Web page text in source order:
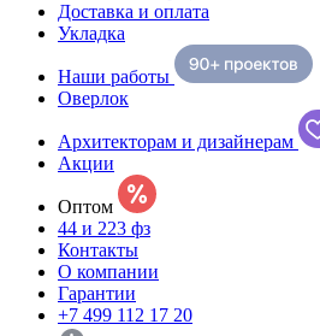
Доставка и оплата
Укладка
Наши работы
Оверлок
Архитекторам и дизайнерам
Акции
Оптом
44 и 223 фз
Контакты
О компании
Гарантии
+7 499 112 17 20